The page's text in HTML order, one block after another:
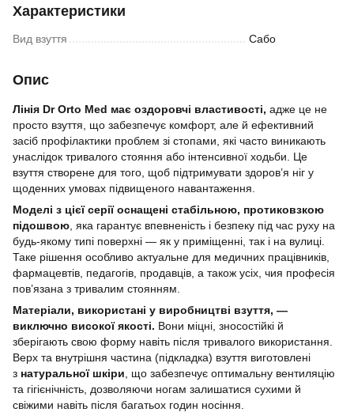
Характеристики
Вид взуття Сабо
Опис
Лінія Dr Orto Med має оздоровчі властивості, адже це не
просто взуття, що забезпечує комфорт, але й ефективний
засіб профілактики проблем зі стопами, які часто виникають
унаслідок тривалого стояння або інтенсивної ходьби. Це
взуття створене для того, щоб підтримувати здоров’я ніг у
щоденних умовах підвищеного навантаження.
Моделі з цієї серії оснащені стабільною, протиковзкою
підошвою , яка гарантує впевненість і безпеку під час руху на
будь-якому типі поверхні — як у приміщенні, так і на вулиці.
Таке рішення особливо актуальне для медичних працівників,
фармацевтів, педагогів, продавців, а також усіх, чия професія
пов’язана з тривалим стоянням.
Матеріали, використані у виробництві взуття, —
виключно високої якості. Вони міцні, зносостійкі й
зберігають свою форму навіть після тривалого використання.
Верх та внутрішня частина (підкладка) взуття виготовлені
з натуральної шкіри , що забезпечує оптимальну вентиляцію
та гігієнічність, дозволяючи ногам залишатися сухими й
свіжими навіть після багатьох годин носіння.